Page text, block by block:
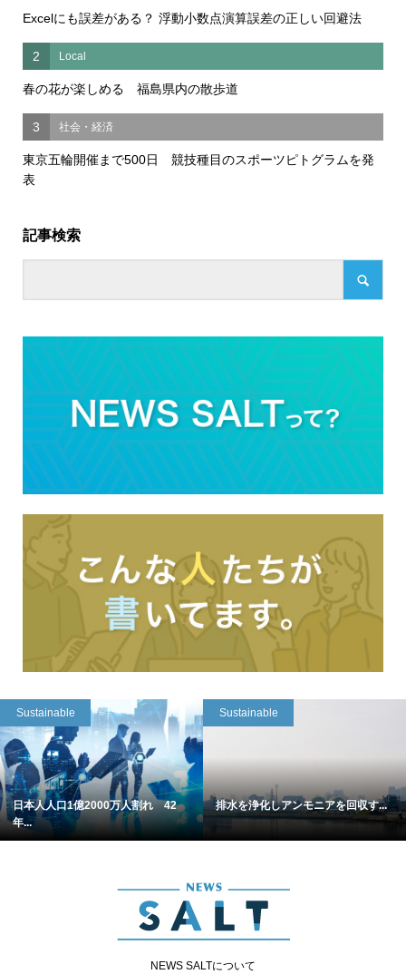
Excelにも誤差がある？ 浮動小数点演算誤差の正しい回避法
2 Local
春の花が楽しめる 福島県内の散歩道
3 社会・経済
東京五輪開催まで500日 競技種目のスポーツピトグラムを発
表
記事検索
Sustainable
日本人人口1億2000万人割れ 42
年...
Sustainable
排水を浄化しアンモニアを回収す...
NEWS SALTについて